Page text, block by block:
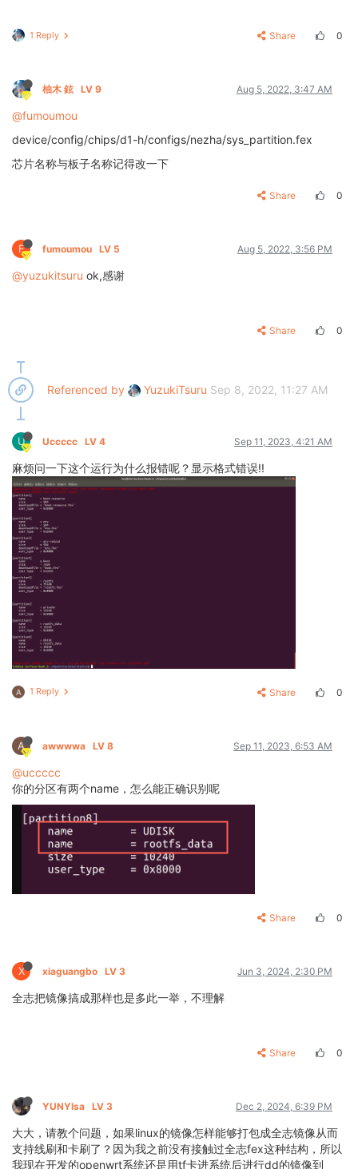
1 Reply Share 0
柚木 鉉 LV 9 Aug 5, 2022, 3:47 AM
@fumoumou
device/config/chips/d1-h/configs/nezha/sys_partition.fex
芯片名称与板子名称记得改一下
Share 0
F fumoumou LV 5 Aug 5, 2022, 3:56 PM
@yuzukitsuru ok,感谢
Share 0
Referenced by YuzukiTsuru Sep 8, 2022, 11:27 AM
U Uccccc LV 4 Sep 11, 2023, 4:21 AM
麻烦问一下这个运行为什么报错呢？显示格式错误!!
A 1 Reply Share 0
A awwwwa LV 8 Sep 11, 2023, 6:53 AM
@uccccc
你的分区有两个name，怎么能正确识别呢
Share 0
X xiaguangbo LV 3 Jun 3, 2024, 2:30 PM
全志把镜像搞成那样也是多此一举，不理解
Share 0
YUNYIsa LV 3 Dec 2, 2024, 6:39 PM
大大，请教个问题，如果linux的镜像怎样能够打包成全志镜像从而
支持线刷和卡刷了？因为我之前没有接触过全志fex这种结构，所以
我现在开发的openwrt系统还是用tf卡进系统后进行dd的镜像到